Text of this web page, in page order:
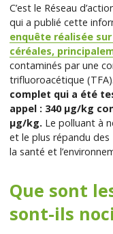
C’est le Réseau
qui a publié cette
enquête réalisée
céréales,
contaminés par une
trifluoroacétique (TFA).
complet qui a été
appel : 340 µg/kg
μg/kg. Le polluant à
et le plus répandu des
la santé et
Que sont
sont-ils